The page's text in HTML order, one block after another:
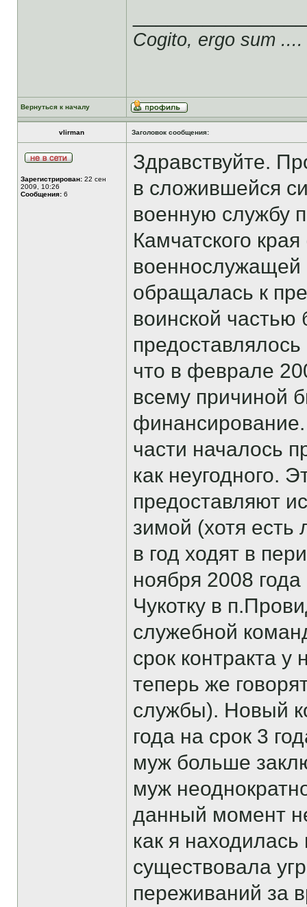
Cogito, ergo sum ....
Вернуться к началу
vlirman Заголовок сообщения:
Зарегистрирован: 22 сен
2009, 10:26
Сообщения: 6
Здравствуйте.
в сложившейся
военную службу
Камчатского
военнослужащей
обращалась к
воинской
что в феврале
всему причиной
финансирование.
части началось
как неугодного.
предоставляют
зимой (хотя есть
в год ходят в
ноября 2008
Чукотку в
служебной
срок контракта у
теперь же
службы). Новый
года на срок 3
муж больше
муж
данный момент
как я
существовала
переживаний за